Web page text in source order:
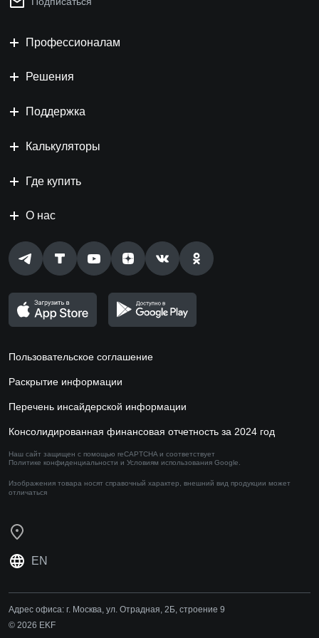
Профессионалам
Решения
Поддержка
Калькуляторы
Где купить
О нас
Пользовательское соглашение
Раскрытие информации
Перечень инсайдерской информации
Консолидированная финансовая отчетность за 2024 год
Наш сайт защищен с помощью reCAPTCHA и соответствует
Политике конфиденциальности и Условиям использования Google.
Изображения товара носят справочный характер, внешний вид продукции может
отличаться
EN
Адрес офиса: г. Москва, ул. Отрадная, 2Б, строение 9
© 2026 EKF